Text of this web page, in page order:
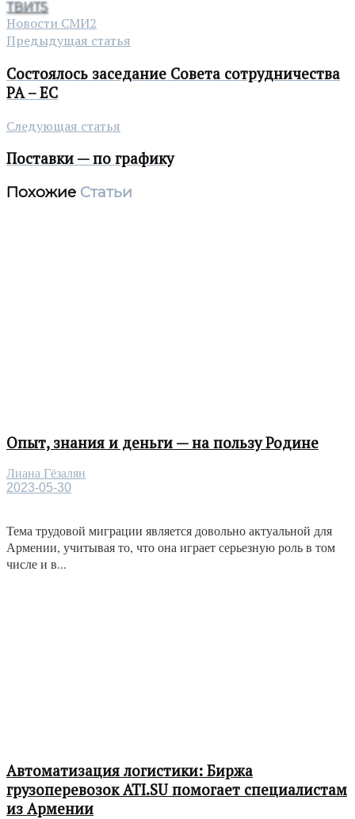
ТВИТ5
Новости СМИ2
Предыдущая статья
Состоялось заседание Совета сотрудничества
РА – ЕС
Следующая статья
Поставки — по графику
Похожие Статьи
Опыт, знания и деньги — на пользу Родине
Лиана Гёзалян
2023-05-30
Тема трудовой миграции является довольно актуальной для
Армении, учитывая то, что она играет серьезную роль в том
числе и в...
Автоматизация логистики: Биржа
грузоперевозок ATI.SU помогает специалистам
из Армении